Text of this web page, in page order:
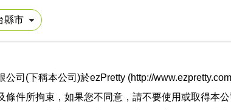
司(下稱本公司)於ezPretty (http://
件所拘束，如果您不同意，請不要使用或取得本公